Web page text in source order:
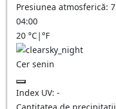
Presiunea atmosferică:
04:00
20 °C|°F
Cer senin
Index UV: -